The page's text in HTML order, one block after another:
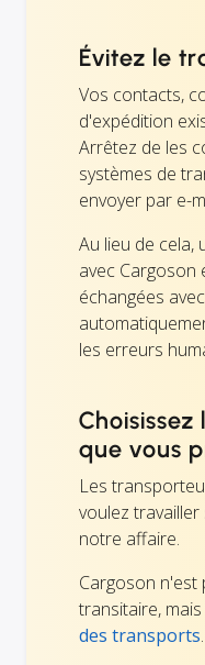
Évitez le
Vos contacts,
d'expédition
Arrêtez de les
systèmes de
envoyer par e-
Au lieu de cela,
avec
échangées
les erreurs
que vous
Les
voulez
notre affaire.
Cargoson n'est
transitaire,
des transports.